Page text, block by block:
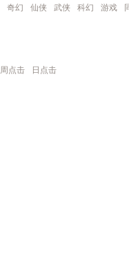
奇幻 仙侠 武侠 科幻 游戏
周点击 日点击